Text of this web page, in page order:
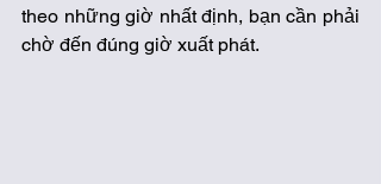
theo những giờ nhất định, bạn cần phải
chờ đến đúng giờ xuất phát.